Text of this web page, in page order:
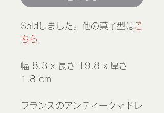
Soldしました。他の菓子型はこ
ちら
幅 8.3 x 長さ 19.8 x 厚さ
1.8 cm
フランスのアンティークマドレ